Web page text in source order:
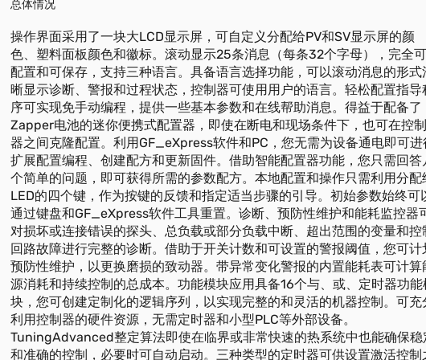
总体情况
操作界面采用了一块大LCD显示屏，可自定义分配给PV和SV显示屏的颜
色、塑料面板颜色和徽标。滚动显示25条消息（每条32个字母），完全可
配置和可保存，支持三种语言。具备语言选择功能，可以滚动消息的形式
晰显示诊断、警报和过程状态，控制器可使用用户的语言。轻松配置指导
序可实现免手动编程，提供一些基本参数和在线帮助消息。得益于配备了
Zapper电池的迷你便携式配置器，即使在断电和现场条件下，也可在控制
器之间克隆配置。利用GF_eXpress软件和PC，您无需为设备通电即可进
扩展配置编程、创建配方和更新固件。借助智能配置器功能，您只需回答
个简单的问题，即可获得所需的参数配方。本地配置和操作只需利用分配
LED的四个键，作为按键的反馈和指定适当步骤的引导。初始参数始终可
通过键盘和GF_eXpress软件工具重置。诊断、预防性维护和能耗监控器
对损坏或连接错误的探头、总负载或部分负载中断、超出范围的变量和控
回路故障进行完整的诊断。借助于开关计数和可设置的警报阈值，您可计
预防性维护，以更换磨损的致动器。带异常变化警报的内置能耗表可计算
源消耗和持续控制的总成本。功能模块应用具备16个与、或、定时器功能
块，您可创建定制化的逻辑序列，以实现完整的和灵活的机器控制。可充
利用控制器的硬件资源，无需定时器和小型PLC等外部设备。
TuningAdvanced整定算法即使在临界或非常快速的热系统中也能确保稳
和准确的控制，必要时可自动启动。三种类型的定时器可供设置激活控制